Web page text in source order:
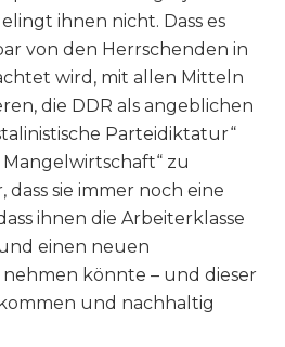
ihnen nicht. Dass es
von den Herrschenden in
wird, mit allen Mitteln
die DDR als angeblichen
Parteidiktatur“
Mangelwirtschaft“ zu
sie immer noch eine
ihnen die Arbeiterklasse
einen neuen
nehmen könnte – und dieser
und nachhaltig